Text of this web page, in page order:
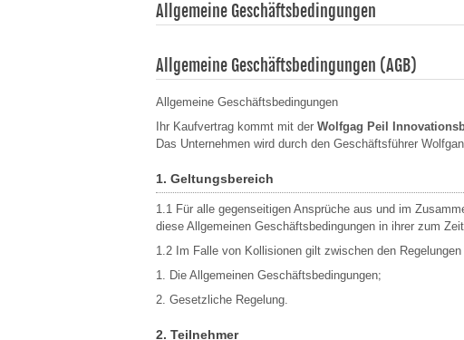
Allgemeine Geschäftsbedingungen
Allgemeine Geschäftsbedingungen (AGB)
Allgemeine Geschäftsbedingungen
Ihr Kaufvertrag kommt mit der Wolfgag Peil
Das Unternehmen wird durch den Geschäftsführer
1. Geltungsbereich
1.1 Für alle gegenseitigen Ansprüche aus und im
diese Allgemeinen Geschäftsbedingungen in ihrer zum
1.2 Im Falle von Kollisionen gilt zwischen den
1. Die Allgemeinen Geschäftsbedingungen;
2. Gesetzliche Regelung.
2. Teilnehmer